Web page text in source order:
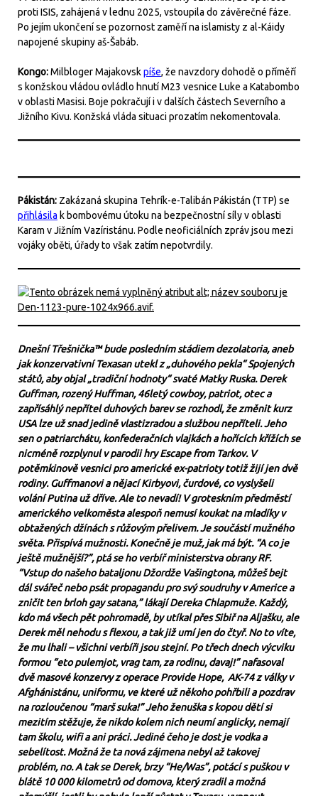
proti ISIS, zahájená v lednu 2025, vstoupila do závěrečné fáze.
Po jejím ukončení se pozornost zaměří na islamisty z al-Káidy
napojené skupiny aš-Šabáb.
Kongo:Milbloger Majakovskpíše, že navzdory dohodě o příměří
s konžskou vládou ovládlo hnutí M23 vesnice Luke a Katabombo
v oblasti Masisi. Boje pokračují i v dalších částech Severního a
Jižního Kivu. Konžská vláda situaci prozatím nekomentovala.
Pákistán: Zakázaná skupina Tehrík-e-Talibán Pákistán (TTP) se
přihlásila k bombovému útoku na bezpečnostní síly v oblasti
Karam v Jižním Vazíristánu. Podle neoficiálních zpráv jsou mezi
vojáky oběti, úřady to však zatím nepotvrdily.
Dnešní Třešnička™ bude posledním stádiem dezolatoria, aneb
jak konzervativní Texasan utekl z „duhového pekla“ Spojených
států, aby objal „tradiční hodnoty“ svaté Matky Ruska. Derek
Guffman, rozený Huffman, 46letý cowboy, patriot, otec a
zapřísáhlý nepřítel duhových barev se rozhodl, že změnit kurz
USA lze už snad jedině vlastizradou a službou nepříteli. Jeho
sen o patriarchátu, konfederačních vlajkách a hořících křížích se
nicméně rozplynul v parodii hry Escape from Tarkov. V
potěmkinově vesnici pro americké ex-patrioty totiž žijí jen dvě
rodiny. Guffmanovi a nějací Kirbyovi, čurdové, co vyslyšeli
volání Putina už dříve. Ale to nevadí! V groteskním předměstí
amerického velkoměsta alespoň nemusí koukat na mladíky v
obtažených džínách s růžovým přelivem. Je součástí mužného
světa. Přispívá mužnosti. Konečně je muž, jak má být. “A co je
ještě mužnější?”, ptá se ho verbíř ministerstva obrany RF.
“Vstup do našeho bataljonu Džordže Vašingtona, můžeš bejt
dál svářeč nebo psát propagandu pro svý soudruhy v Americe a
zničit ten brloh gay satana,” lákají Dereka Chlapmuže. Každý,
kdo má všech pět pohromadě, by utíkal přes Sibiř na Aljašku, ale
Derek měl nehodu s flexou, a tak již umí jen do čtyř. No to víte,
že mu lhali – všichni verbíři jsou stejní. Po třech dnech výcviku
formou “eto pulemjot, vrag tam, za rodinu, davaj!” nafasoval
dvě masové konzervy z operace Provide Hope, AK-74 z války v
Afghánistánu, uniformu, ve které už někoho pohřbili a pozdrav
na rozloučenou “marš suka!” Jeho ženuška s kopou dětí si
mezitím stěžuje, že nikdo kolem nich neumí anglicky, nemají
tam školu, wifi a ani práci. Jediné čeho je dost je vodka a
sebelítost. Možná že ta nová zájmena nebyl až takovej
problém, no. A tak se Derek, brzy “He/Was”, potácí s puškou v
blátě 10 000 kilometrů od domova, který zradil a možná